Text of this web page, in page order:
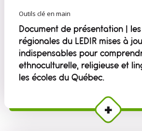
Outils clé en main
Document de présentation |
régionales du LEDIR mises à
indispensables pour
ethnoculturelle, religieuse et
les écoles du Québec.